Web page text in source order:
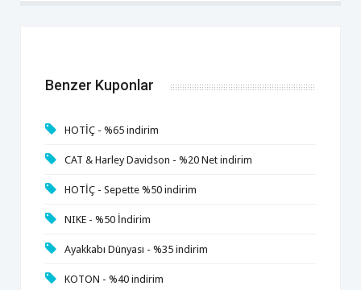
Benzer Kuponlar
HOTİÇ - %65 indirim
CAT & Harley Davidson - %20 Net indirim
HOTİÇ - Sepette %50 indirim
NIKE - %50 İndirim
Ayakkabı Dünyası - %35 indirim
KOTON - %40 indirim